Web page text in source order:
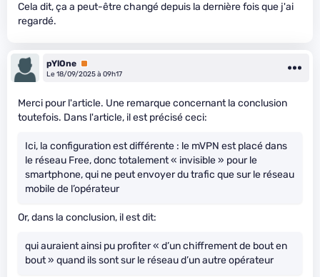
Cela dit, ça a peut-être changé depuis la dernière fois que j'ai
regardé.
pYlOne Premium
Le 18/09/2025 à 09h17
Merci pour l'article. Une remarque concernant la conclusion
toutefois. Dans l'article, il est précisé ceci:
Ici, la configuration est différente : le mVPN est placé dans
le réseau Free, donc totalement « invisible » pour le
smartphone, qui ne peut envoyer du trafic que sur le réseau
mobile de l’opérateur
Or, dans la conclusion, il est dit:
qui auraient ainsi pu profiter « d’un chiffrement de bout en
bout » quand ils sont sur le réseau d’un autre opérateur